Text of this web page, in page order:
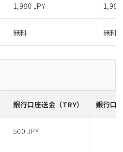
1,980 JPY 1,980
無料 無料
銀行口座送金 （TRY） 銀行口
500 JPY